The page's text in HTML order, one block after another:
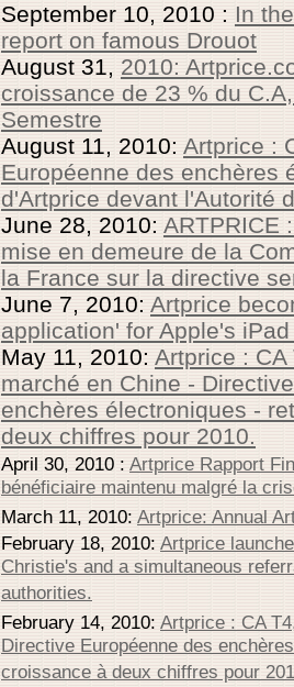
September 10, 2010 : In
report on famous Drouot
August 31, 2010:
croissance de 23 % du
Semestre
August 11, 2010: Artprice :
Européenne des enchères
d'Artprice devant l'Autorité
June 28, 2010: ARTPRICE
mise en demeure de la
la France sur la directive
June 7, 2010: Artprice
application' for Apple's
May 11, 2010: Artprice :
marché en Chine -
enchères électroniques -
deux chiffres pour 2010.
April 30, 2010 : Artprice Rapport
bénéficiaire maintenu malgré la
March 11, 2010: Artprice: Annual
February 18, 2010: Artprice
Christie's and a simultaneous
authorities.
February 14, 2010: Artprice : CA
Directive Européenne des
croissance à deux chiffres pour